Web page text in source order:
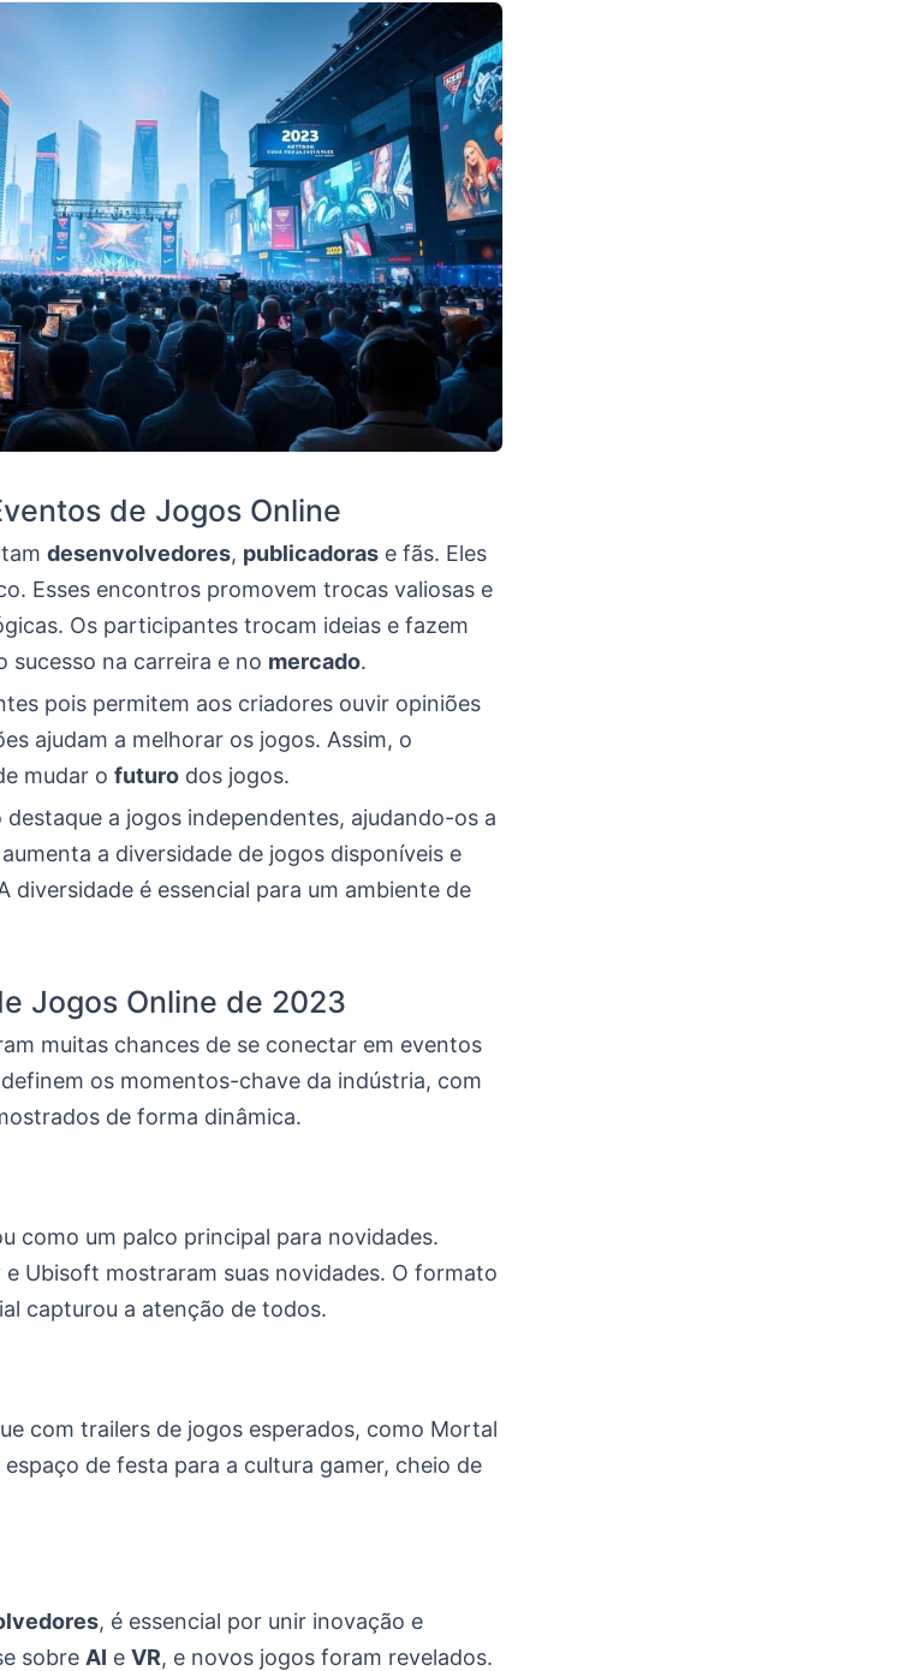
de Jogos Online
desenvolvedores, publicadoras e fãs. Eles
Esses encontros promovem trocas valiosas e
Os participantes trocam ideias e fazem
na carreira e no mercado.
pois permitem aos criadores ouvir opiniões
ajudam a melhorar os jogos. Assim, o
mudar o futuro dos jogos.
destaque a jogos independentes, ajudando-os a
a diversidade de jogos disponíveis e
diversidade é essencial para um ambiente de
Jogos Online de 2023
muitas chances de se conectar em eventos
os momentos-chave da indústria, com
de forma dinâmica.
como um palco principal para novidades.
Ubisoft mostraram suas novidades. O formato
capturou a atenção de todos.
com trailers de jogos esperados, como Mortal
de festa para a cultura gamer, cheio de
, é essencial por unir inovação e
sobre AI e VR, e novos jogos foram revelados.